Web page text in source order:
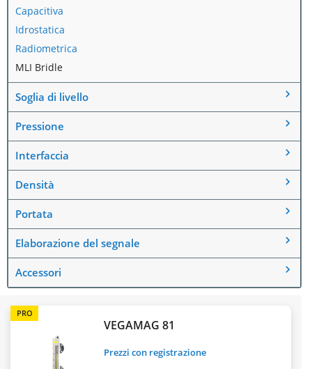
Capacitiva
Idrostatica
Radiometrica
MLI Bridle
Soglia di livello
Pressione
Interfaccia
Densità
Portata
Elaborazione del segnale
Accessori
PRO
VEGAMAG 81
Prezzi con registrazione